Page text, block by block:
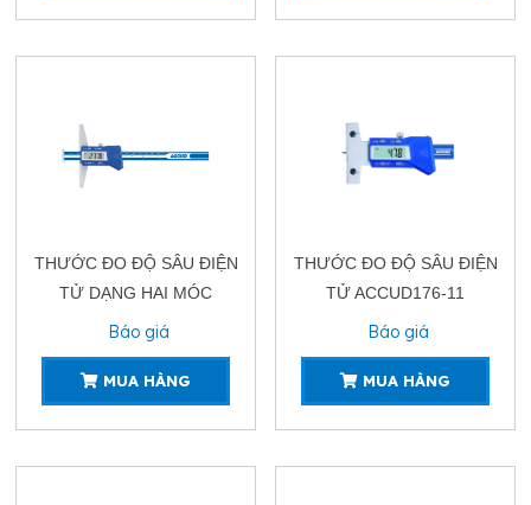
THƯỚC ĐO ĐỘ SÂU ĐIỆN
TỬ DẠNG HAI MÓC
ACCUD174-11
Báo giá
MUA HÀNG
THƯỚC ĐO ĐỘ SÂU ĐIỆN
TỬ ACCUD176-11
Báo giá
MUA HÀNG